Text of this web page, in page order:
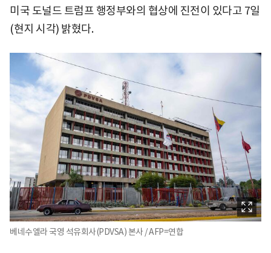
미국 도널드 트럼프 행정부와의 협상에 진전이 있다고 7일
(현지 시각) 밝혔다.
베네수엘라 국영 석유회사(PDVSA) 본사 / AFP=연합